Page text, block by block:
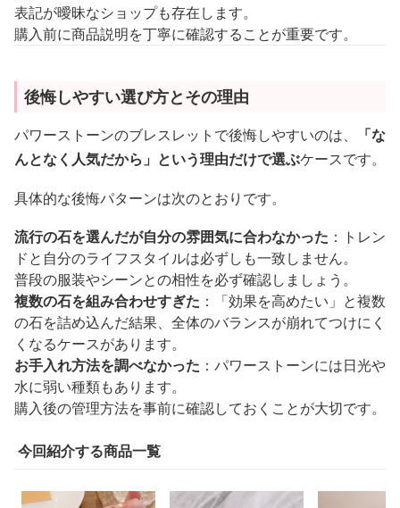
表記が曖昧なショップも存在します。
購入前に商品説明を丁寧に確認することが重要です。
後悔しやすい選び方とその理由
パワーストーンのブレスレットで後悔しやすいのは、
「な
んとなく人気だから」という理由だけで選ぶケースです。
具体的な後悔パターンは次のとおりです。
流行の石を選んだが自分の雰囲気に合わなかった ：トレン
ドと自分のライフスタイルは必ずしも一致しません。
普段の服装やシーンとの相性を必ず確認しましょう。
複数の石を組み合わせすぎた ：「効果を高めたい」と複数
の石を詰め込んだ結果、全体のバランスが崩れてつけにく
くなるケースがあります。
お手入れ方法を調べなかった ：パワーストーンには日光や
水に弱い種類もあります。
購入後の管理方法を事前に確認しておくことが大切です。
今回紹介する商品一覧